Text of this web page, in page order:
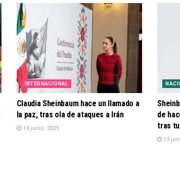
INTERNACIONAL
Claudia Sheinbaum hace un llamado a
la paz, tras ola de ataques a Irán
13 junio, 2025
de
tras
13